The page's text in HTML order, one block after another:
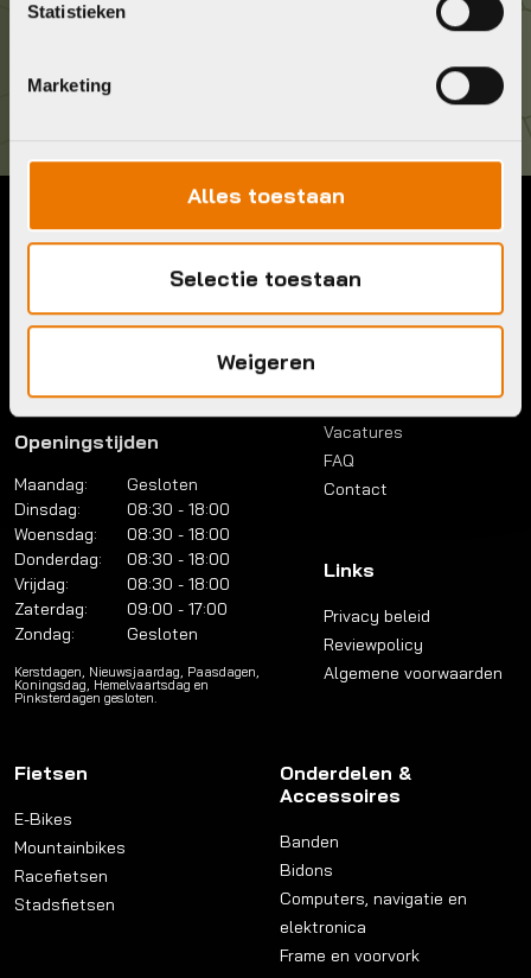
Statistieken
Marketing
Alles toestaan
Selectie toestaan
Weigeren
Kom langs!
1315 BP Almere
Contact
036 5304422
Mail:
info@bykestore.nl
Adres:
1315 BP Almere
Openingstijden
Maandag:
Gesloten
Dinsdag:
08:30 - 18:00
Woensdag:
08:30 - 18:00
Donderdag:
08:30 - 18:00
Vrijdag:
08:30 - 18:00
Zaterdag:
09:00 - 17:00
Zondag:
Gesloten
Kerstdagen, Nieuwsjaardag, Paasdagen,
Koningsdag, Hemelvaartsdag en
Pinksterdagen gesloten.
Menu
Account
Lease a bike
Werkplaats
Vacatures
FAQ
Contact
Links
Privacy beleid
Reviewpolicy
Algemene voorwaarden
Fietsen
E-Bikes
Mountainbikes
Racefietsen
Stadsfietsen
Onderdelen &
Accessoires
Banden
Bidons
Computers, navigatie en
elektronica
Frame en voorvork